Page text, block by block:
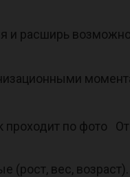
и расширь
по фото
(рост, вес, возраст).